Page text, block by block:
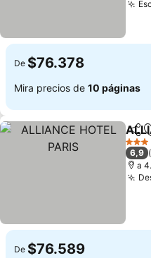
De $76.378
Mira precios de 10 páginas
3
6,9
a
De $76.589